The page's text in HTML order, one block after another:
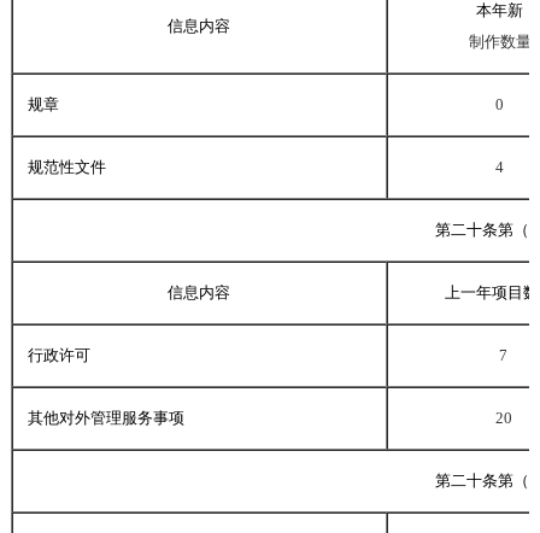
信息内容
本年新
制作数量
规章 0
规范性文件 4
第二十条第（
信息内容 上一年项目
行政许可 7
其他对外管理服务事项 20
第二十条第（